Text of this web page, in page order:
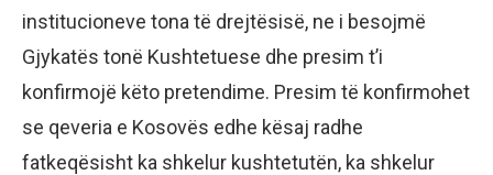
institucioneve tona të drejtësisë, ne i besojmë
Gjykatës tonë Kushtetuese dhe presim t’i
konfirmojë këto pretendime. Presim të konfirmohet
se qeveria e Kosovës edhe kësaj radhe
fatkeqësisht ka shkelur kushtetutën, ka shkelur